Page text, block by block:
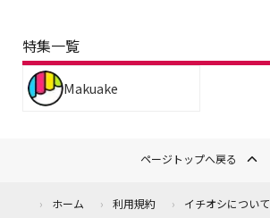
特集一覧
Makuake
ページトップへ戻る
ホーム 利用規約 イチオシについて